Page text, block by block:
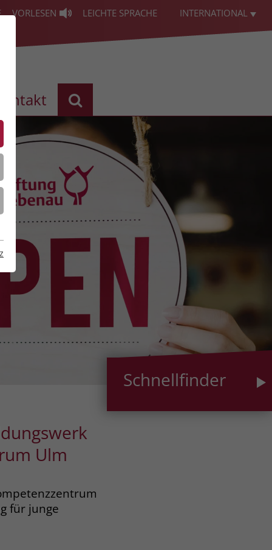
VORLESEN LEICHTE SPRACHE INTERNATIONAL
Kontakt
Schnellfinder
Ulm
für junge